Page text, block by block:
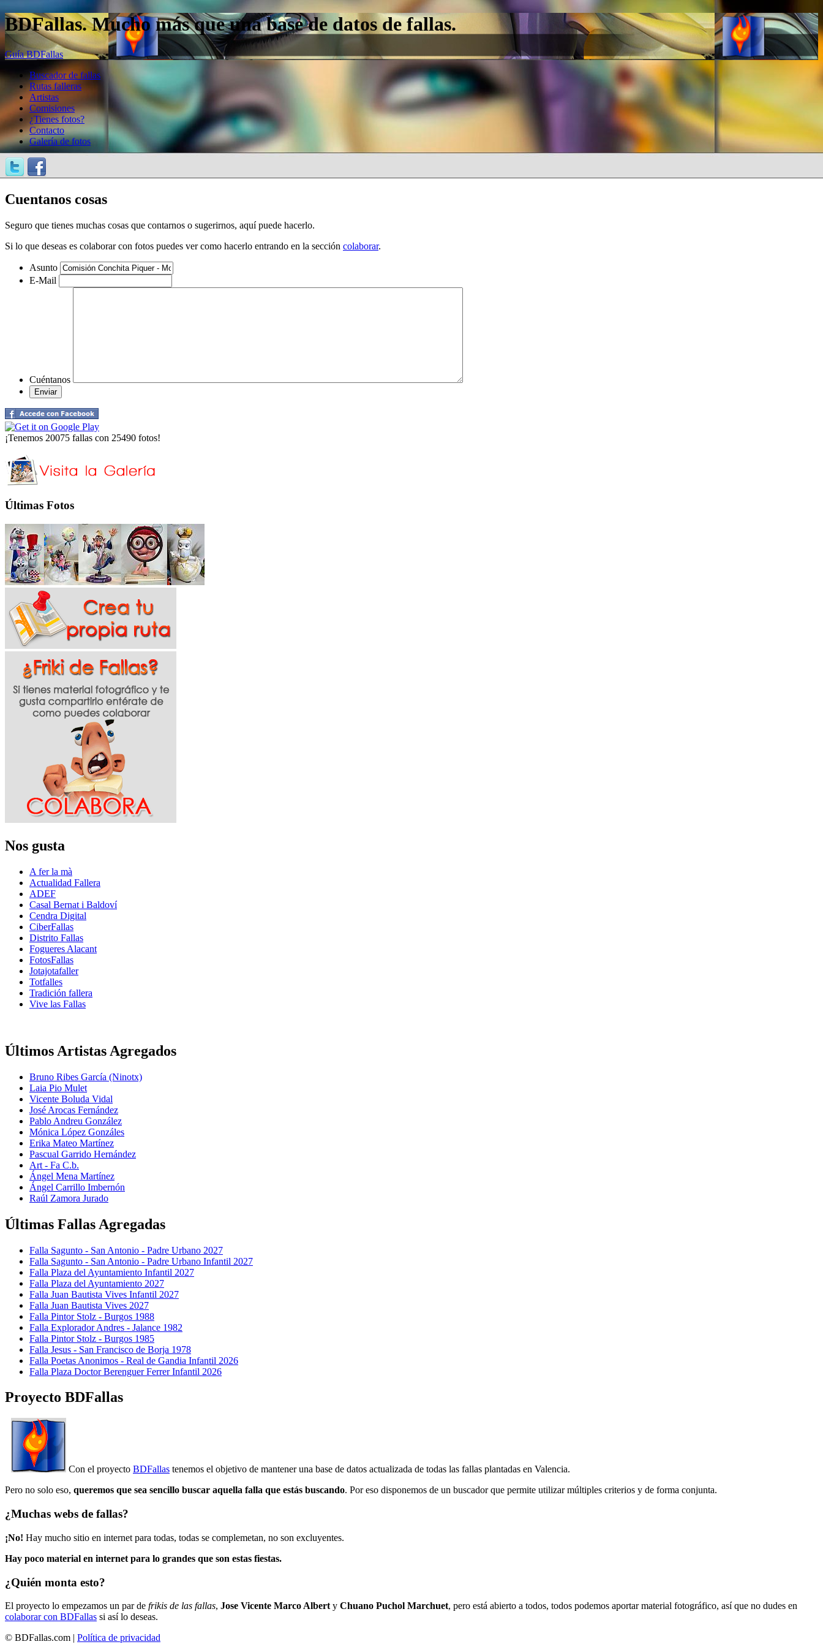
BDFallas. Mucho más que una base de datos de fallas.
Guía BDFallas
Buscador de fallas
Rutas falleras
Artistas
Comisiones
¿Tienes fotos?
Contacto
Galería de fotos
Cuentanos cosas
Seguro que tienes muchas cosas que contarnos o sugerirnos, aquí puede hacerlo.
Si lo que deseas es colaborar con fotos puedes ver como hacerlo entrando en la sección colaborar.
Asunto
E-Mail
Cuéntanos
¡Tenemos 20075 fallas con 25490 fotos!
Últimas Fotos
Nos gusta
A fer la mà
Actualidad Fallera
ADEF
Casal Bernat i Baldoví
Cendra Digital
CiberFallas
Distrito Fallas
Fogueres Alacant
FotosFallas
Jotajotafaller
Totfalles
Tradición fallera
Vive las Fallas
Últimos Artistas Agregados
Bruno Ribes García (Ninotx)
Laia Pio Mulet
Vicente Boluda Vidal
José Arocas Fernández
Pablo Andreu González
Mónica López Gonzáles
Erika Mateo Martínez
Pascual Garrido Hernández
Art - Fa C.b.
Ángel Mena Martínez
Ángel Carrillo Imbernón
Raúl Zamora Jurado
Últimas Fallas Agregadas
Falla Sagunto - San Antonio - Padre Urbano 2027
Falla Sagunto - San Antonio - Padre Urbano Infantil 2027
Falla Plaza del Ayuntamiento Infantil 2027
Falla Plaza del Ayuntamiento 2027
Falla Juan Bautista Vives Infantil 2027
Falla Juan Bautista Vives 2027
Falla Pintor Stolz - Burgos 1988
Falla Explorador Andres - Jalance 1982
Falla Pintor Stolz - Burgos 1985
Falla Jesus - San Francisco de Borja 1978
Falla Poetas Anonimos - Real de Gandia Infantil 2026
Falla Plaza Doctor Berenguer Ferrer Infantil 2026
Proyecto BDFallas
Con el proyecto BDFallas tenemos el objetivo de mantener una base de datos actualizada de todas las fallas plantadas en Valencia.
Pero no solo eso, queremos que sea sencillo buscar aquella falla que estás buscando. Por eso disponemos de un buscador que permite utilizar múltiples criterios y de forma conjunta.
¿Muchas webs de fallas?
¡No! Hay mucho sitio en internet para todas, todas se complemetan, no son excluyentes.
Hay poco material en internet para lo grandes que son estas fiestas.
¿Quién monta esto?
El proyecto lo empezamos un par de frikis de las fallas, Jose Vicente Marco Albert y Chuano Puchol Marchuet, pero está abierto a todos, todos podemos aportar material fotográfico, así que no dudes en
colaborar con BDFallas si así lo deseas.
© BDFallas.com | Política de privacidad